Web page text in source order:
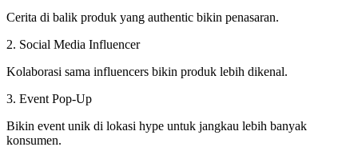
Cerita di balik produk yang authentic bikin penasaran.
2. Social Media Influencer
Kolaborasi sama influencers bikin produk lebih dikenal.
3. Event Pop-Up
Bikin event unik di lokasi hype untuk jangkau lebih banyak
konsumen.